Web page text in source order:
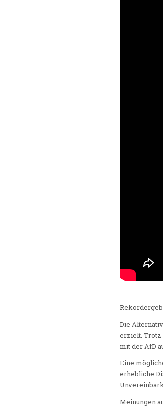
Die
erzielt. Trotz
mit der AfD
Eine
erhebliche
Meinungen